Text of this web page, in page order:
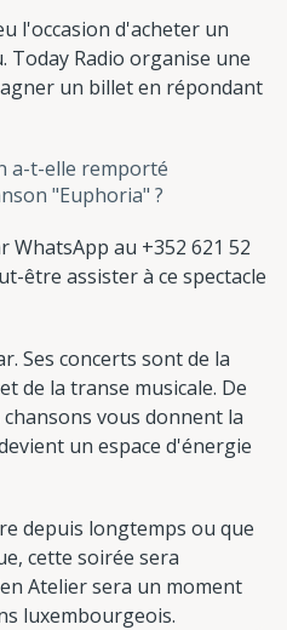
l'occasion d'acheter un
Radio organise une
un billet en répondant
a-t-elle remporté
"Euphoria" ?
WhatsApp au +352 621 52
être assister à ce spectacle
Ses concerts sont de la
de la transe musicale. De
vous donnent la
un espace d'énergie
depuis longtemps ou que
cette soirée sera
Atelier sera un moment
luxembourgeois.